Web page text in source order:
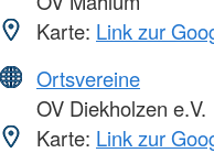
Karte: Link zur
Ortsvereine
OV Diekholzen e.V.
Karte: Link zur